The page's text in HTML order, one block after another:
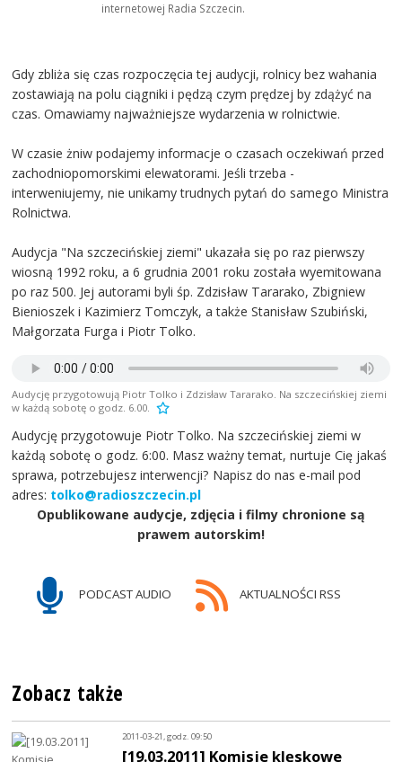
internetowej Radia Szczecin.
Gdy zbliża się czas rozpoczęcia tej audycji, rolnicy bez wahania
zostawiają na polu ciągniki i pędzą czym prędzej by zdążyć na
czas. Omawiamy najważniejsze wydarzenia w rolnictwie.
W czasie żniw podajemy informacje o czasach oczekiwań przed
zachodniopomorskimi elewatorami. Jeśli trzeba -
interweniujemy, nie unikamy trudnych pytań do samego Ministra
Rolnictwa.
Audycja "Na szczecińskiej ziemi" ukazała się po raz pierwszy
wiosną 1992 roku, a 6 grudnia 2001 roku została wyemitowana
po raz 500. Jej autorami byli śp. Zdzisław Tararako, Zbigniew
Bienioszek i Kazimierz Tomczyk, a także Stanisław Szubiński,
Małgorzata Furga i Piotr Tolko.
Audycję przygotowują Piotr Tolko i Zdzisław Tararako. Na szczecińskiej ziemi
w każdą sobotę o godz. 6.00.
Audycję przygotowuje Piotr Tolko. Na szczecińskiej ziemi w
każdą sobotę o godz. 6:00. Masz ważny temat, nurtuje Cię jakaś
sprawa, potrzebujesz interwencji? Napisz do nas e-mail pod
adres: tolko@radioszczecin.pl
Opublikowane audycje, zdjęcia i filmy chronione są
prawem autorskim!
PODCAST AUDIO AKTUALNOŚCI RSS
Zobacz także
2011-03-21, godz. 09:50
[19.03.2011] Komisje klęskowe